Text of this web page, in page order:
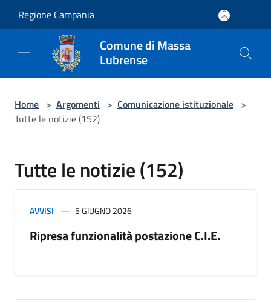
Regione Campania
Comune di Massa
Lubrense
Home > Argomenti > Comunicazione istituzionale >
Tutte le notizie (152)
Tutte le notizie (152)
AVVISI 5 GIUGNO 2026
Ripresa funzionalità postazione C.I.E.